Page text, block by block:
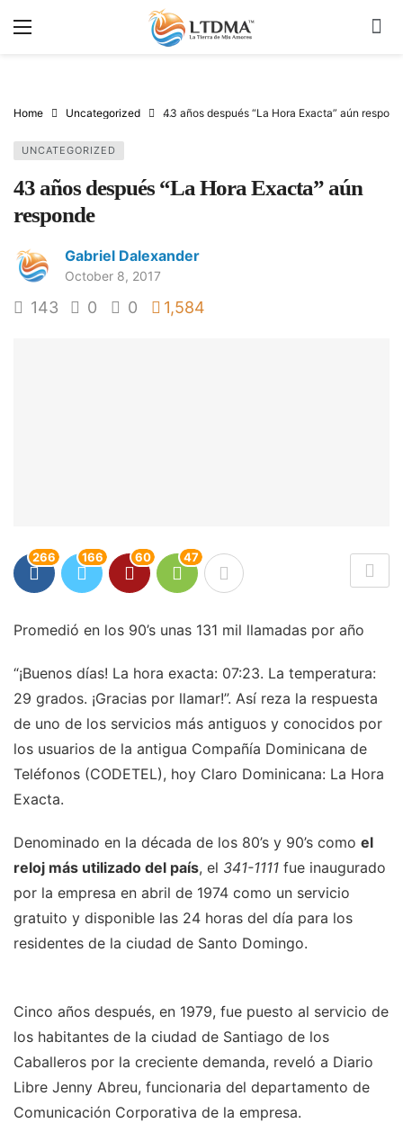
Home Uncategorized 43 años después “La Hora Exacta” aún
UNCATEGORIZED
43 años después “La Hora Exacta” aún
responde
Gabriel Dalexander
October 8, 2017
143 0 0 1,584
266 166 60 47
Promedió en los 90’s unas 131 mil llamadas por año
“¡Buenos días! La hora exacta: 07:23. La temperatura:
29 grados. ¡Gracias por llamar!”. Así reza la respuesta
de uno de los servicios más antiguos y conocidos por
los usuarios de la antigua Compañía Dominicana de
Teléfonos (CODETEL), hoy Claro Dominicana: La Hora
Exacta.
Denominado en la década de los 80’s y 90’s como el
reloj más utilizado del país, el 341-1111 fue inaugurado
por la empresa en abril de 1974 como un servicio
gratuito y disponible las 24 horas del día para los
residentes de la ciudad de Santo Domingo.
Cinco años después, en 1979, fue puesto al servicio de
los habitantes de la ciudad de Santiago de los
Caballeros por la creciente demanda, reveló a Diario
Libre Jenny Abreu, funcionaria del departamento de
Comunicación Corporativa de la empresa.